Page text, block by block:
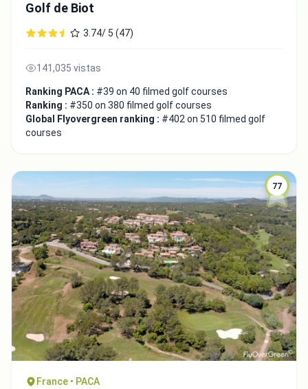
Golf de Biot
3.74/ 5 (47)
141,035 vistas
Ranking PACA : #39 on 40 filmed golf courses
Ranking : #350 on 380 filmed golf courses
Global Flyovergreen ranking : #402 on 510 filmed golf
courses
77
France • PACA